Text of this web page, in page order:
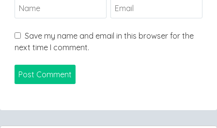
Save my name and email in this browser for the
next time I comment.